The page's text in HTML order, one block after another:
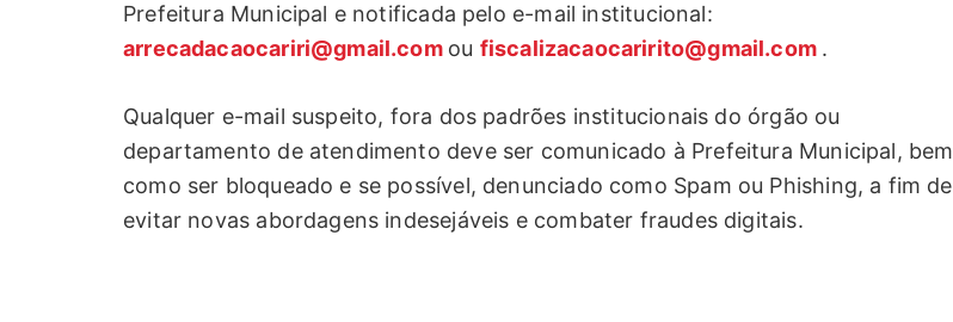
Prefeitura Municipal e notificada pelo e-mail institucional:
arrecadacaocariri@gmail.com ou fiscalizacaocaririto@gmail.com .
Qualquer e-mail suspeito, fora dos padrões institucionais do órgão ou
departamento de atendimento deve ser comunicado à Prefeitura Municipal, bem
como ser bloqueado e se possível, denunciado como Spam ou Phishing, a fim de
evitar novas abordagens indesejáveis e combater fraudes digitais.